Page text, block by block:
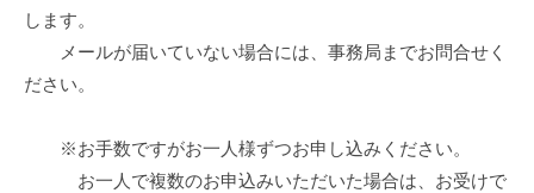
します。
メールが届いていない場合には、事務局までお問合せく
ださい。
※お手数ですがお一人様ずつお申し込みください。
お一人で複数のお申込みいただいた場合は、お受けで